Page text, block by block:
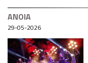
ANOIA
29-05-2026